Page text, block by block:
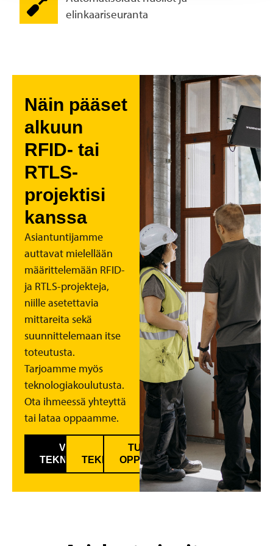
elinkaariseuranta
Näin pääset
alkuun
RFID- tai
RTLS-
projektisi
kanssa
Asiantuntijamme
auttavat mielellään
määrittelemään RFID-
ja RTLS-projekteja,
niille asetettavia
mittareita sekä
suunnittelemaan itse
toteutusta.
Tarjoamme myös
teknologiakoulutusta.
Ota ihmeessä yhteyttä
tai lataa oppaamme.
VARAA ILMAINEN
TEKNOLOGIAKARTOITUS
LATAA
TEKNOLOGIAKATSAUKSIAMME
TUTUSTU
OPPAISIIMME